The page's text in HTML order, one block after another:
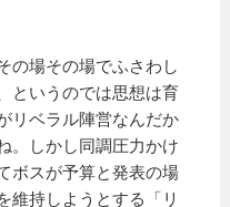
の場その場でふさわし
というのでは思想は育
リベラル陣営なんだか
。しかし同調圧力かけ
ボスが予算と発表の場
維持しようとする「リ